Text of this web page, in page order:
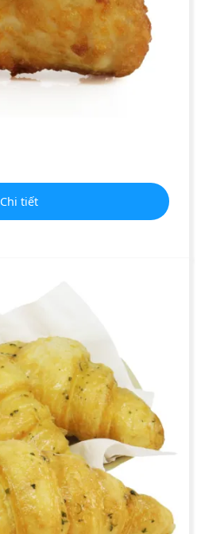
Chi tiết